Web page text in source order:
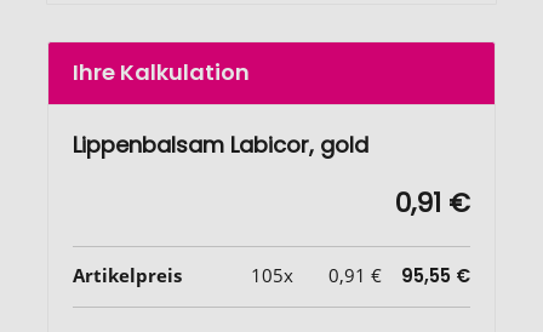
Ihre Kalkulation
Lippenbalsam Labicor, gold
0,91 €
Artikelpreis 105x 0,91 € 95,55 €